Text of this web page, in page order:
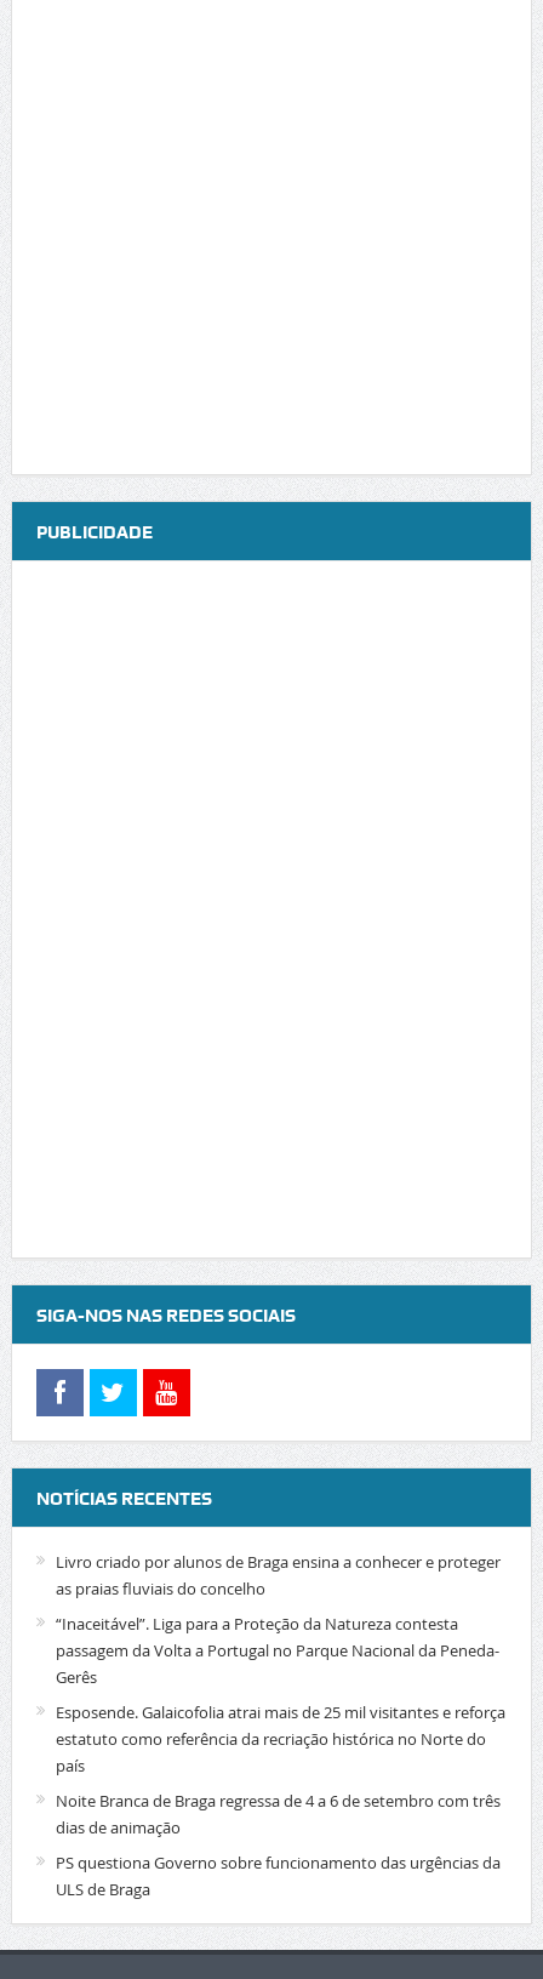
PUBLICIDADE
SIGA-NOS NAS REDES SOCIAIS
NOTÍCIAS RECENTES
Livro criado por alunos de Braga ensina a conhecer e proteger
as praias fluviais do concelho
“Inaceitável”. Liga para a Proteção da Natureza contesta
passagem da Volta a Portugal no Parque Nacional da Peneda-
Gerês
Esposende. Galaicofolia atrai mais de 25 mil visitantes e reforça
estatuto como referência da recriação histórica no Norte do
país
Noite Branca de Braga regressa de 4 a 6 de setembro com três
dias de animação
PS questiona Governo sobre funcionamento das urgências da
ULS de Braga